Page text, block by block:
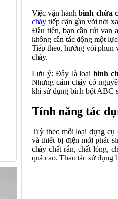
Việc vận hànhbình chữa
cháy tiếp cận gần với nới
Đầu tiền, bạn cần rút van
không cần tác động một
Tiếp theo, hướng vòi phun
cháy.
Lưu ý: Đây là loại bình
Những đám cháy có
khi sử dụng bình bột ABC
Tính năng tác
Tuỳ theo mỗi loạidụng cụ
và thiết bị điện mới phát
cháy chất rắn, chất lỏng,
quả cao. Thao tác sử dụng